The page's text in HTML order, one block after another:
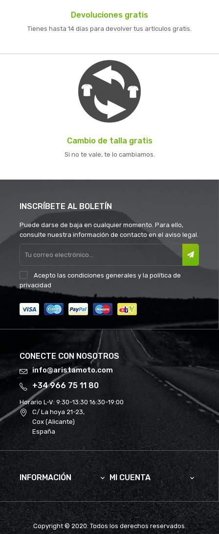
Devoluciones gratis
Tienes hasta 14 días para devolver tus artículos gratis.
Cambio de talla gratis
Si no te vale, te lo cambiamos.
INSCRÍBETE AL BOLETÍN
Puede darse de baja en cualquier momento. Para ello,
consulte nuestra información de contacto en el aviso legal.
Acepto las condiciones generales y la política de
privacidad
CONECTE CON NOSOTROS
info@aristamoto.com
+34 966 75 11 80
Horario L-V: 9:30-13:30 16:30-19:00
C/ La hoya 21-23,
Cox (Alicante)
España
INFORMACIÓN  MI CUENTA 
Copyright © 2020. Todos los derechos reservados.